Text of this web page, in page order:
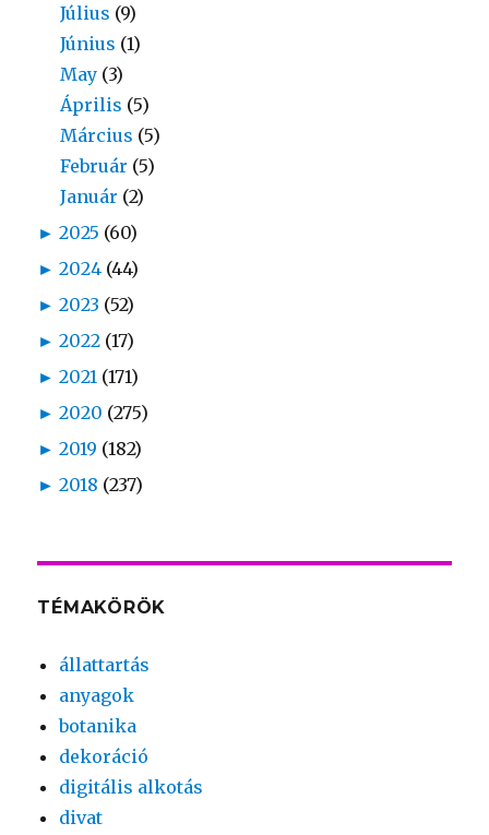
Július (9)
Június (1)
May (3)
Április (5)
Március (5)
Február (5)
Január (2)
► 2025 (60)
► 2024 (44)
► 2023 (52)
► 2022 (17)
► 2021 (171)
► 2020 (275)
► 2019 (182)
► 2018 (237)
TÉMAKÖRÖK
állattartás
anyagok
botanika
dekoráció
digitális alkotás
divat